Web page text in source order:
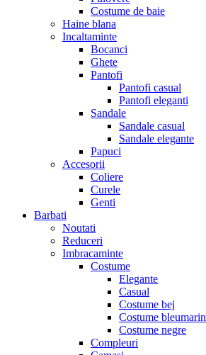
Costume de baie
Haine blana
Incaltaminte
Bocanci
Ghete
Pantofi
Pantofi casual
Pantofi eleganti
Sandale
Sandale casual
Sandale elegante
Papuci
Accesorii
Coliere
Curele
Genti
Barbati
Noutati
Reduceri
Imbracaminte
Costume
Elegante
Casual
Costume bej
Costume bleumarin
Costume negre
Compleuri